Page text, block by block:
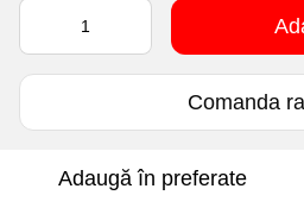
Comanda
Adaugă în preferate